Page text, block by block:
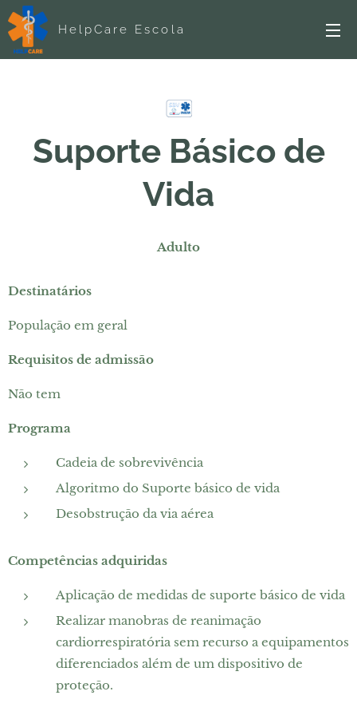
HelpCare Escola
Suporte Básico de
Vida
Adulto
Destinatários
População em geral
Requisitos de admissão
Não tem
Programa
Cadeia de sobrevivência
Algoritmo do Suporte básico de vida
Desobstrução da via aérea
Competências adquiridas
Aplicação de medidas de suporte básico de vida
Realizar manobras de reanimação
cardiorrespiratória sem recurso a equipamentos
diferenciados além de um dispositivo de
proteção.